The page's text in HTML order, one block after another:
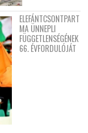
ELEFÁNTCSONTPART
MA ÜNNEPLI
FÜGGETLENSÉGÉNEK
66. ÉVFORDULÓJÁT